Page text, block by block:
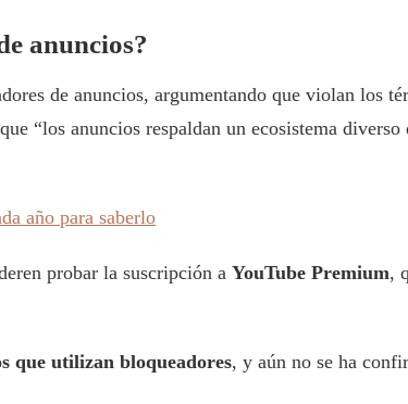
anuncios?
de anuncios, argumentando que violan los
“los anuncios respaldan un ecosistema
año para saberlo
probar la suscripción a YouTube Premium,
que utilizan bloqueadores, y aún no se ha